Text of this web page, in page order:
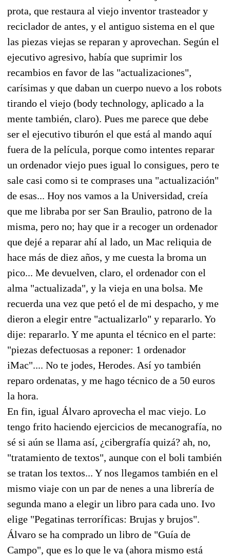
prota, que restaura al viejo inventor trasteador y
reciclador de antes, y el antiguo sistema en el que
las piezas viejas se reparan y aprovechan. Según el
ejecutivo agresivo, había que suprimir los
recambios en favor de las "actualizaciones",
carísimas y que daban un cuerpo nuevo a los robots
tirando el viejo (body technology, aplicado a la
mente también, claro). Pues me parece que debe
ser el ejecutivo tiburón el que está al mando aquí
fuera de la película, porque como intentes reparar
un ordenador viejo pues igual lo consigues, pero te
sale casi como si te comprases una "actualización"
de esas... Hoy nos vamos a la Universidad, creía
que me libraba por ser San Braulio, patrono de la
misma, pero no; hay que ir a recoger un ordenador
que dejé a reparar ahí al lado, un Mac reliquia de
hace más de diez años, y me cuesta la broma un
pico... Me devuelven, claro, el ordenador con el
alma "actualizada", y la vieja en una bolsa. Me
recuerda una vez que petó el de mi despacho, y me
dieron a elegir entre "actualizarlo" y repararlo. Yo
dije: repararlo. Y me apunta el técnico en el parte:
"piezas defectuosas a reponer: 1 ordenador
iMac".... No te jodes, Herodes. Así yo también
reparo ordenatas, y me hago técnico de a 50 euros
la hora.
En fin, igual Álvaro aprovecha el mac viejo. Lo
tengo frito haciendo ejercicios de mecanografía, no
sé si aún se llama así, ¿cibergrafía quizá? ah, no,
"tratamiento de textos", aunque con el boli también
se tratan los textos... Y nos llegamos también en el
mismo viaje con un par de nenes a una librería de
segunda mano a elegir un libro para cada uno. Ivo
elige "Pegatinas terroríficas: Brujas y brujos".
Álvaro se ha comprado un libro de "Guía de
Campo", que es lo que le va (ahora mismo está